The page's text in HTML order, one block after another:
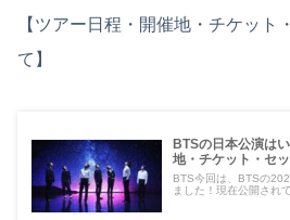
【ツアー日程・開催地・チケット
て】
BTSの日本公演は
地・チケット・セ
BTS今回は、BTSの
ました！現在公開され